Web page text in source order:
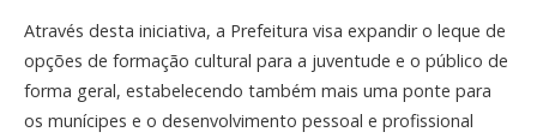
Através desta iniciativa, a Prefeitura visa expandir o leque de
opções de formação cultural para a juventude e o público de
forma geral, estabelecendo também mais uma ponte para
os munícipes e o desenvolvimento pessoal e profissional